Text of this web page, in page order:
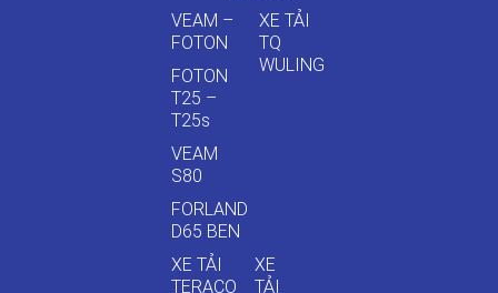
VEAM –
FOTON
FOTON
T25 –
T25s
VEAM
S80
FORLAND
D65 BEN
XE TẢI
TQ
WULING
XE TẢI
TERACO
XE
TẢI